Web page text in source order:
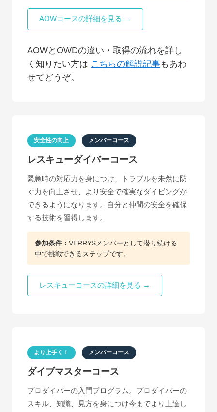
AOWコースの詳細を見る →
AOWとOWDの違い・取得の流れを詳し
く知りたい方は こちらの解説記事もあわ
せてどうぞ。
安全性の向上 メンバーコース
レスキューダイバーコース
緊急時の対応力を身につけ、トラブルを未然に防
ぐ力を向上させ、より安全で確実なダイビングが
できるようになります。自分と仲間の安全を確保
する技術を習得します。
参加条件： VERRYSメンバーとして潜り続ける
中で挑戦できるステップです。
レスキューコースの詳細を見る →
より上手く！ メンバーコース
ダイブマスターコース
プロダイバーの入門プログラム。プロダイバーの
スキル、知識、見方を身につけ今までより上達し